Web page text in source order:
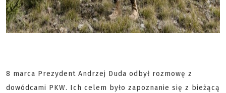
8 marca Prezydent Andrzej Duda odbył rozmowę z
dowódcami PKW. Ich celem było zapoznanie się z bieżącą